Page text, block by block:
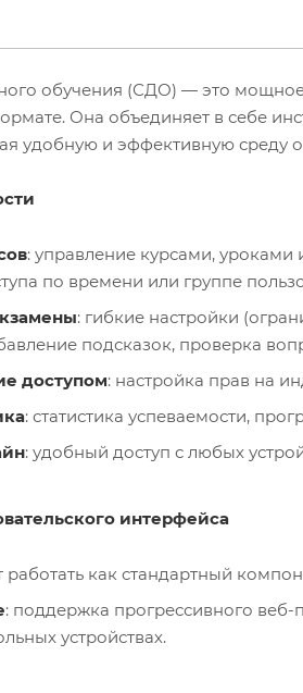
обучения (СДО) — это
Она объединяет в себе
удобную и эффективную среду
: управление курсами,
по времени или группе
: гибкие настройки
подсказок, проверка
доступом: настройка прав на
: статистика успеваемости,
: удобный доступ с любых
интерфейса
работать как стандартный
: поддержка прогрессивного
устройствах.